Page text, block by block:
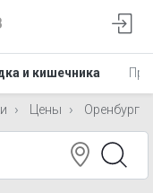
и кишечника
Цены Оренбург